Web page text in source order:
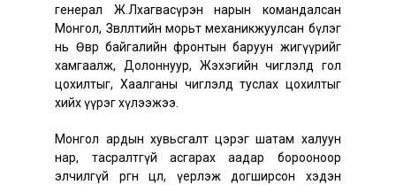
генерал Ж.Лхагвасүрэн нарын командалсан
Монгол, Зөвлөлтийн морьт механикжуулсан бүлэг
нь Өвөр байгалийн фронтын баруун жигүүрийг
хамгаалж, Долоннуур, Жэхэгийн чиглэлд гол
цохилтыг, Хаалганы чиглэлд туслах цохилтыг
хийх үүрэг хүлээжээ.
Монгол ардын хувьсгалт цэрэг шатам халуун
нар, тасралтгүй асгарах аадар борооноор
элчилгүй өргөн цөл, үерлэж догширсон хэдэн